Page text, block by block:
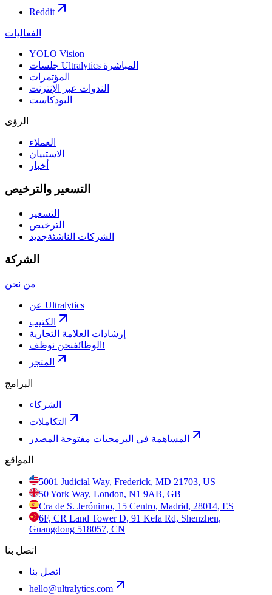
Reddit
الفعاليات
YOLO Vision
جلسات Ultralytics المباشرة
المؤتمرات
الندوات عبر الإنترنت
البودكاست
الرؤى
العملاء
الاستبيان
أخبار
التسعير والترخيص
التسعير
الترخيص
الشركات الناشئةجديد
الشركة
من نحن
عن Ultralytics
الكتيب
إرشادات العلامة التجارية
الوظائف نحن نوظف!
المتجر
البرامج
الشركاء
التكاملات
المساهمة في البرمجيات مفتوحة المصدر
المواقع
5001 Judicial Way, Frederick, MD 21703, US
50 York Way, London, N1 9AB, GB
Cra de S. Jerónimo, 15 Centro, Madrid, 28014, ES
6F, CR Land Tower D, 91 Kefa Rd, Shenzhen,
Guangdong 518057, CN
اتصل بنا
اتصل بنا
hello@ultralytics.com